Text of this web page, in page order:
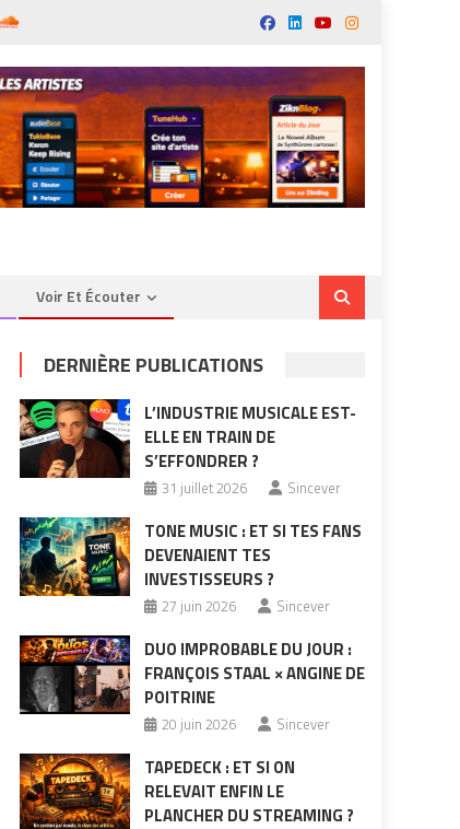
Voir Et Écouter
DERNIÈRE PUBLICATIONS
L’INDUSTRIE MUSICALE EST-
ELLE EN TRAIN DE
S’EFFONDRER ?
31 juillet 2026 Sincever
TONE MUSIC : ET SI TES FANS
DEVENAIENT TES
INVESTISSEURS ?
27 juin 2026 Sincever
DUO IMPROBABLE DU JOUR :
FRANÇOIS STAAL × ANGINE DE
POITRINE
20 juin 2026 Sincever
TAPEDECK : ET SI ON
RELEVAIT ENFIN LE
PLANCHER DU STREAMING ?